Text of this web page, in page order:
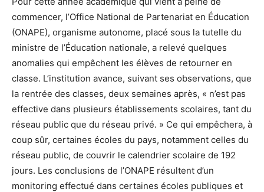
commencer, l’Office National de Partenariat en Éducation
(ONAPE), organisme autonome, placé sous la tutelle du
ministre de l’Éducation nationale, a relevé quelques
anomalies qui empêchent les élèves de retourner en
classe. L’institution avance, suivant ses observations, que
la rentrée des classes, deux semaines après, « n’est pas
effective dans plusieurs établissements scolaires, tant du
réseau public que du réseau privé. » Ce qui empêchera, à
coup sûr, certaines écoles du pays, notamment celles du
réseau public, de couvrir le calendrier scolaire de 192
jours. Les conclusions de l’ONAPE résultent d’un
monitoring effectué dans certaines écoles publiques et